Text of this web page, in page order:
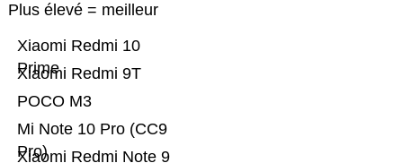
Plus élevé = meilleur
Xiaomi Redmi Note 9
Mi Note 10 Pro (CC9
Pro)
POCO M3
Xiaomi Redmi 9T
Xiaomi Redmi 10
Prime